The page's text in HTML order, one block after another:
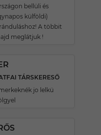
bellüli és
külföldi)
A többit
meglátjuk !
TÁRSKERESŐ
jo lelkü